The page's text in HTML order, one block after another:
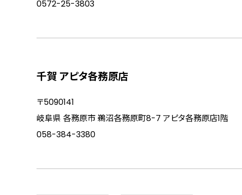
0572-25-3803
千賀 アピタ各務原店
〒5090141
岐阜県 各務原市 鵜沼各務原町8-7 アピタ各務原店1階
058-384-3380